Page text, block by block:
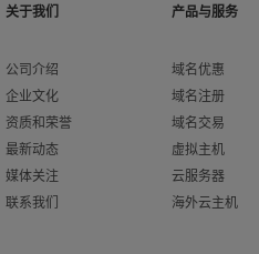
关于我们
公司介绍
企业文化
资质和荣誉
最新动态
媒体关注
联系我们
产品与服务
域名优惠
域名注册
域名交易
虚拟主机
云服务器
海外云主机